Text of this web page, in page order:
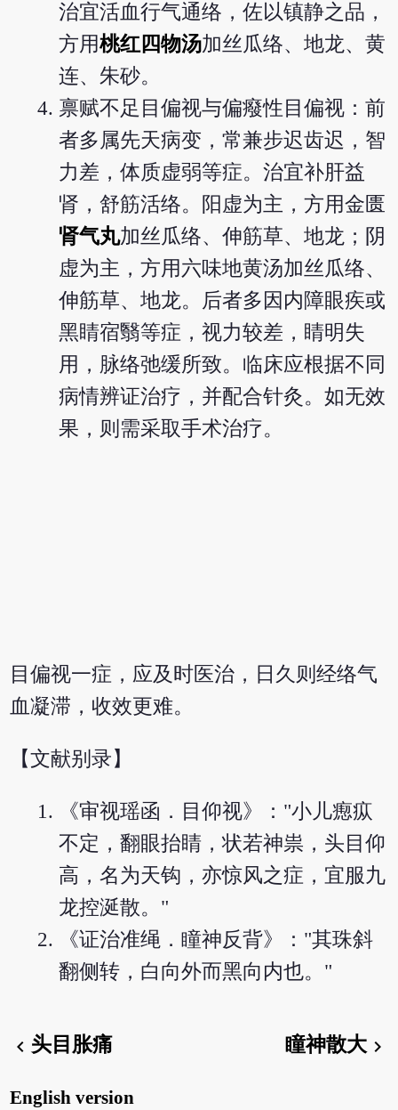
治宜活血行气通络，佐以镇静之品，
方用桃红四物汤加丝瓜络、地龙、黄
连、朱砂。
禀赋不足目偏视与偏癈性目偏视：前
者多属先天病变，常兼步迟齿迟，智
力差，体质虚弱等症。治宜补肝益
肾，舒筋活络。阳虚为主，方用金匮
肾气丸加丝瓜络、伸筋草、地龙；阴
虚为主，方用六味地黄汤加丝瓜络、
伸筋草、地龙。后者多因内障眼疾或
黑睛宿翳等症，视力较差，睛明失
用，脉络弛缓所致。临床应根据不同
病情辨证治疗，并配合针灸。如无效
果，则需采取手术治疗。
目偏视一症，应及时医治，日久则经络气
血凝滞，收效更难。
【文献别录】
《审视瑶函．目仰视》："小儿瘛疭
不定，翻眼抬睛，状若神祟，头目仰
高，名为天钩，亦惊风之症，宜服九
龙控涎散。"
《证治准绳．瞳神反背》："其珠斜
翻侧转，白向外而黑向内也。"
chevron_left头目胀痛 瞳神散大chevron_right
English version